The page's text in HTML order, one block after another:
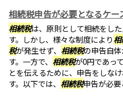
相続税申告が必要となるケー
相続税は、原則として相続をし
す。しかし、様々な制度により
税が発生せず、 相続税の申告自
す。一方で、 相続税が0円であっ
とを伝えるために、申告をしな
す。以下では、 相続税申告が必要